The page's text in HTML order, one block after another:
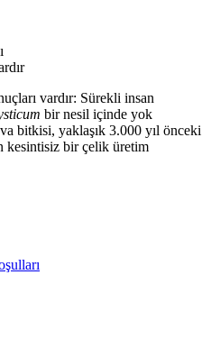
vardır: Sürekli insan
bir nesil içinde yok
bitkisi, yaklaşık 3.000 yıl önceki
kesintisiz bir çelik üretim